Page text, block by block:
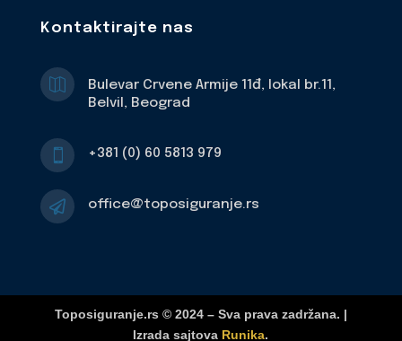
Kontaktirajte nas

Bulevar Crvene Armije 11đ, lokal br.11,
Belvil, Beograd
 +381 (0) 60 5813 979
 office@toposiguranje.rs
Toposiguranje.rs © 2024 – Sva prava zadržana. |
Izrada sajtova Runika.